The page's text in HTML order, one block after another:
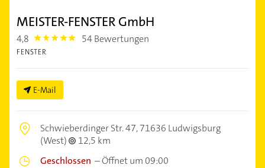
MEISTER-FENSTER GmbH
4,8 4.8 54 Bewertungen
FENSTER
E-Mail
Schwieberdinger Str. 47,71636 Ludwigsburg
(West)
12,5 km
Geschlossen –Öffnet um 09:00